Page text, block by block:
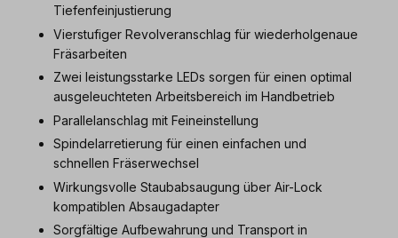
Tiefenfeinjustierung
Vierstufiger Revolveranschlag für wiederholgenaue
Fräsarbeiten
Zwei leistungsstarke LEDs sorgen für einen optimal
ausgeleuchteten Arbeitsbereich im Handbetrieb
Parallelanschlag mit Feineinstellung
Spindelarretierung für einen einfachen und
schnellen Fräserwechsel
Wirkungsvolle Staubabsaugung über Air-Lock
kompatiblen Absaugadapter
Sorgfältige Aufbewahrung und Transport in